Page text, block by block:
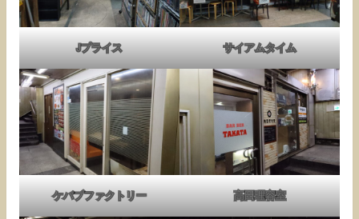
Jプライス サイアムタイム
ケバブファクトリー 高田理容室